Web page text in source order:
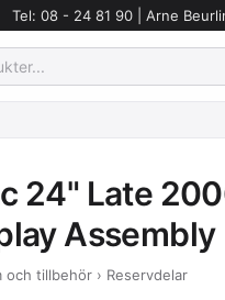
Tel: 08 - 24 81 90 | Arne
24" Late
Assembly
och tillbehör › Reservdelar